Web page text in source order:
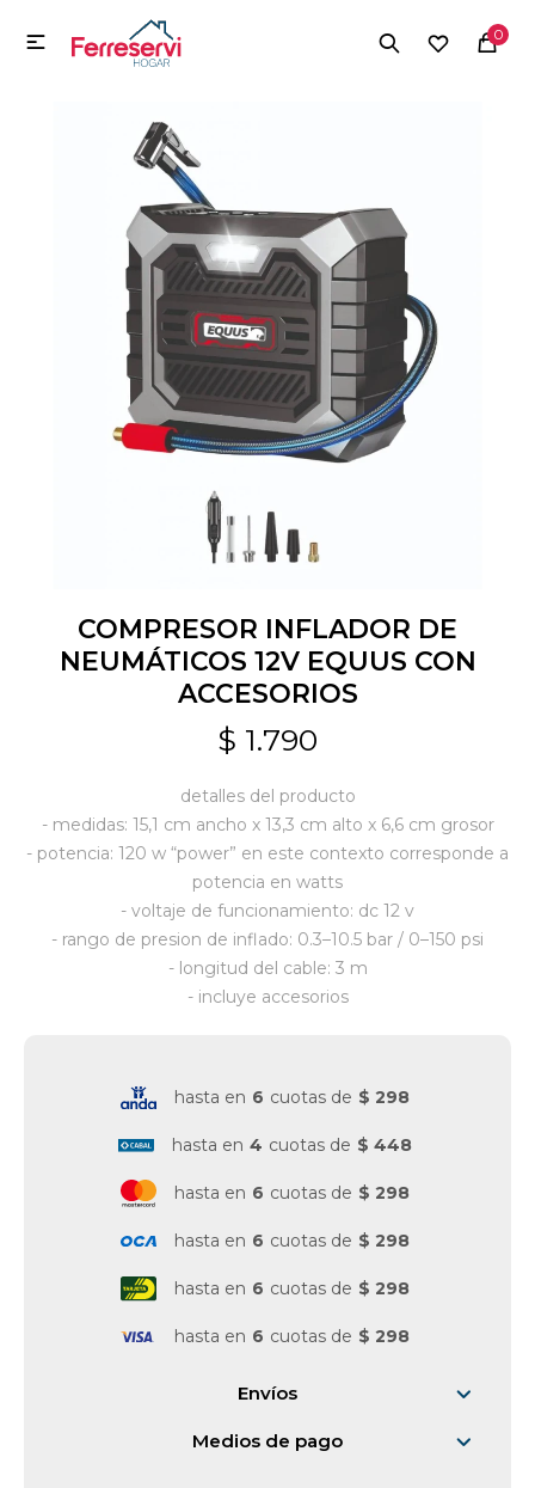
0

COMPRESOR INFLADOR DE
NEUMÁTICOS 12V EQUUS CON
ACCESORIOS
$ 1.790
detalles del producto
- medidas: 15,1 cm ancho x 13,3 cm alto x 6,6 cm grosor
- potencia: 120 w “power” en este contexto corresponde a
potencia en watts
- voltaje de funcionamiento: dc 12 v
- rango de presion de inflado: 0.3–10.5 bar / 0–150 psi
- longitud del cable: 3 m
- incluye accesorios
hasta en 6 cuotas de $ 298
hasta en 4 cuotas de $ 448
hasta en 6 cuotas de $ 298
hasta en 6 cuotas de $ 298
hasta en 6 cuotas de $ 298
hasta en 6 cuotas de $ 298
Envíos
Medios de pago
MI CUENTA
Herramientas y Construcción
Electrodomésticos
Deportes
Jardín y Aire Libre
Juguetes y artículos para bebé
Gastronomía